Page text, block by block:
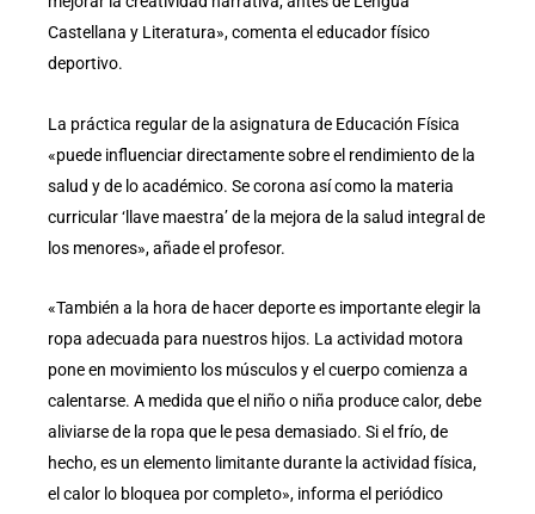
Castellana y Literatura», comenta el educador físico
deportivo.
La práctica regular de la asignatura de Educación Física
«puede influenciar directamente sobre el rendimiento de la
salud y de lo académico. Se corona así como la materia
curricular ‘llave maestra’ de la mejora de la salud integral de
los menores», añade el profesor.
«También a la hora de hacer deporte es importante elegir la
ropa adecuada para nuestros hijos. La actividad motora
pone en movimiento los músculos y el cuerpo comienza a
calentarse. A medida que el niño o niña produce calor, debe
aliviarse de la ropa que le pesa demasiado. Si el frío, de
hecho, es un elemento limitante durante la actividad física,
el calor lo bloquea por completo», informa el periódico